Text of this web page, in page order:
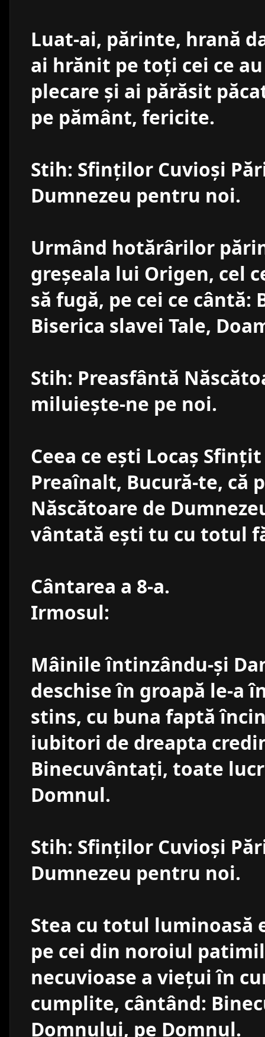
Luat-ai, părinte, hrană
ai hrănit pe toţi cei ce
plecare şi ai părăsit
pe pământ, fericite.
Stih: Sfinţilor Cuvioşi
Dumnezeu pentru noi.
Urmând hotărârilor
greşeala lui Origen, cel
să fugă, pe cei ce
Biserica slavei Tale,
Stih: Preasfântă
miluieşte-ne pe noi.
Ceea ce eşti Locaş
Preaînalt, Bucură-te, că
Născătoare de
vântată eşti tu cu totul
Cântarea a 8-a.
Irmosul:
Mâinile întinzându-şi
deschise în groapă le-a
stins, cu buna faptă
iubitori de dreapta
Binecuvântaţi, toate
Domnul.
Stih: Sfinţilor Cuvioşi
Dumnezeu pentru noi.
Stea cu totul luminoasă
pe cei din noroiul
necuvioase a vieţui în
cumplite, cântând:
Domnului, pe Domnul.